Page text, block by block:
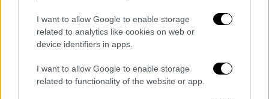
I want to allow Google to enable storage
related to analytics like cookies on web or
device identifiers in apps.
I want to allow Google to enable storage
related to functionality of the website or app.
του ως αρνητική.